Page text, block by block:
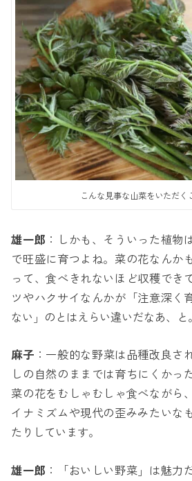
こんな見事な山菜をいただく
雄一郎 ：しかも、そういった植物
で旺盛に育つよね。菜の花なんか
って、食べきれないほど収穫でき
ツやハクサイなんかが「注意深く
ない」のとはえらい違いだなあ、と。
麻子 ：一般的な野菜は品種改良さ
しの自然のままでは育ちにくかっ
菜の花をむしゃむしゃ食べながら
イナミズムや現代の歪みみたいな
たりしています。
雄一郎 ：「おいしい野菜」は魅力